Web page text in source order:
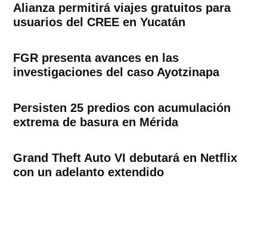
Alianza permitirá viajes gratuitos para
usuarios del CREE en Yucatán
FGR presenta avances en las
investigaciones del caso Ayotzinapa
Persisten 25 predios con acumulación
extrema de basura en Mérida
Grand Theft Auto VI debutará en Netflix
con un adelanto extendido